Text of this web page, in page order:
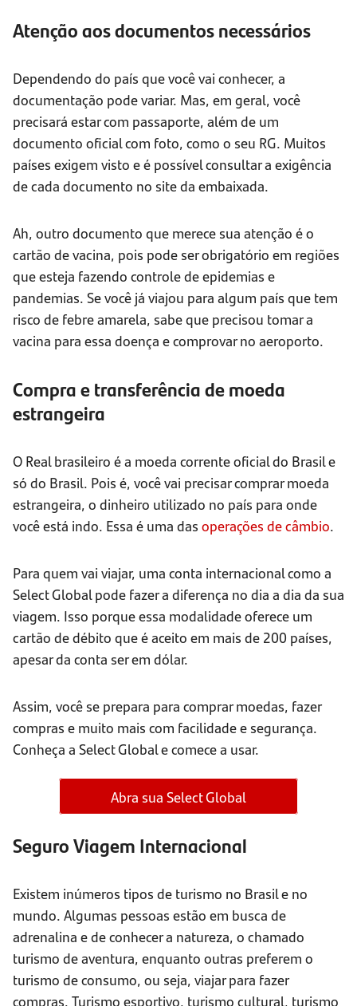
Atenção aos documentos necessários
Dependendo do país que você vai conhecer, a
documentação pode variar. Mas, em geral, você
precisará estar com passaporte, além de um
documento oficial com foto, como o seu RG. Muitos
países exigem visto e é possível consultar a exigência
de cada documento no site da embaixada.
Ah, outro documento que merece sua atenção é o
cartão de vacina, pois pode ser obrigatório em regiões
que esteja fazendo controle de epidemias e
pandemias. Se você já viajou para algum país que tem
risco de febre amarela, sabe que precisou tomar a
vacina para essa doença e comprovar no aeroporto.
Compra e transferência de moeda
estrangeira
O Real brasileiro é a moeda corrente oficial do Brasil e
só do Brasil. Pois é, você vai precisar comprar moeda
estrangeira, o dinheiro utilizado no país para onde
você está indo. Essa é uma das operações de câmbio.
Para quem vai viajar, uma conta internacional como a
Select Global pode fazer a diferença no dia a dia da sua
viagem. Isso porque essa modalidade oferece um
cartão de débito que é aceito em mais de 200 países,
apesar da conta ser em dólar.
Assim, você se prepara para comprar moedas, fazer
compras e muito mais com facilidade e segurança.
Conheça a Select Global e comece a usar.
Abra sua Select Global
Seguro Viagem Internacional
Existem inúmeros tipos de turismo no Brasil e no
mundo. Algumas pessoas estão em busca de
adrenalina e de conhecer a natureza, o chamado
turismo de aventura, enquanto outras preferem o
turismo de consumo, ou seja, viajar para fazer
compras. Turismo esportivo, turismo cultural, turismo